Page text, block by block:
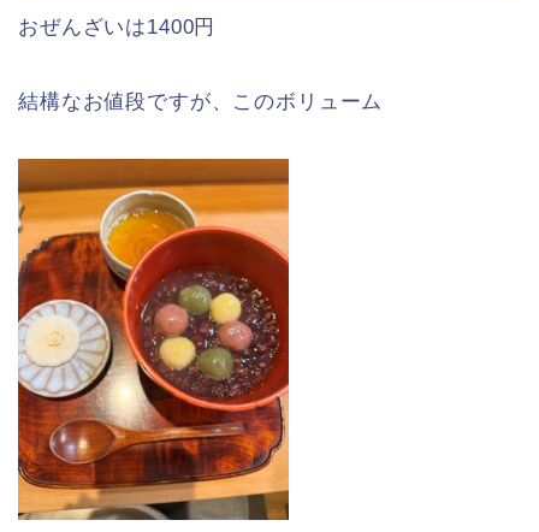
おぜんざいは1400円
結構なお値段ですが、このボリューム